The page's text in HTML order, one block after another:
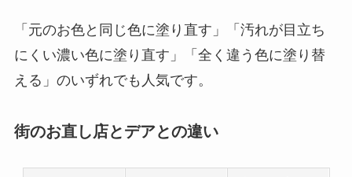
「元のお色と同じ色に塗り直す」「汚れが目立ち
にくい濃い色に塗り直す」「全く違う色に塗り替
える」のいずれでも人気です。
街のお直し店とデアとの違い